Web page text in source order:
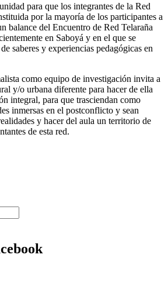
para que los integrantes de la Red
por la mayoría de los participantes a
balance del Encuentro de Red Telaraña
en Saboyá y en el que se
saberes y experiencias pedagógicas en
como equipo de investigación invita a
y/o urbana diferente para hacer de ella
integral, para que trasciendan como
inmersas en el postconflicto y sean
y hacer del aula un territorio de
de esta red.